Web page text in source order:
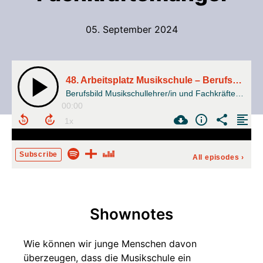
05. September 2024
48. Arbeitsplatz Musikschule – Berufsbild Musikschullehrer/in und Fachkräftemangel
00:00
Subscribe All episodes ›
Shownotes
Wie können wir junge Menschen davon
überzeugen, dass die Musikschule ein